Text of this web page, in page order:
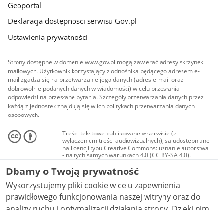
Geoportal
Deklaracja dostępności serwisu Gov.pl
Ustawienia prywatności
Strony dostępne w domenie www.gov.pl mogą zawierać adresy skrzynek
mailowych. Użytkownik korzystający z odnośnika będącego adresem e-
mail zgadza się na przetwarzanie jego danych (adres e-mail oraz
dobrowolnie podanych danych w wiadomości) w celu przesłania
odpowiedzi na przesłane pytania. Szczegóły przetwarzania danych przez
każdą z jednostek znajdują się w ich politykach przetwarzania danych
osobowych.
Treści tekstowe publikowane w serwisie (z
wyłączeniem treści audiowizualnych), są udostępniane
na licencji typu Creative Commons: uznanie autorstwa
- na tych samych warunkach 4.0 (CC BY-SA 4.0).
Materiały audiowizualne, w tym zdjęcia, materiały
audio i wideo, są udostępniane na licencji typu
Creative Commons: uznanie autorstwa użycie
niekomercyjne - bez utworów zależnych 4.0 (CC BY-
NC-ND 4.0), o ile nie jest to stwierdzone inaczej.
Dbamy o Twoją prywatność
Wykorzystujemy pliki cookie w celu zapewnienia
prawidłowego funkcjonowania naszej witryny oraz do